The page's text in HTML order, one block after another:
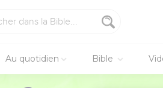
Au quotidien Bible